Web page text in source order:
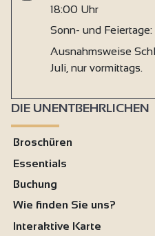
18:00 Uhr
Sonn- und
Ausnahmsweise
Juli, nur vormittags.
DIE UNENTBEHRLICHEN
Broschüren
Essentials
Buchung
Wie finden Sie uns?
Interaktive Karte